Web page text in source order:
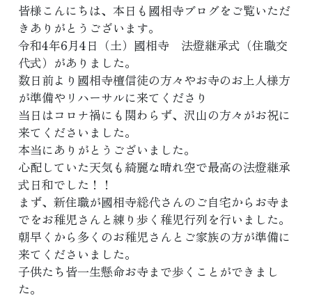
皆様こんにちは、本日も國相寺ブログをご覧いただ
きありがとうございます。
令和4年6月4日（土）國相寺 法燈継承式（住職交
代式）がありました。
数日前より國相寺檀信徒の方々やお寺のお上人様方
が準備やリハーサルに来てくださり
当日はコロナ禍にも関わらず、沢山の方々がお祝に
来てくださいました。
本当にありがとうございました。
心配していた天気も綺麗な晴れ空で最高の法燈継承
式日和でした！！
まず、新住職が國相寺総代さんのご自宅からお寺ま
でをお稚児さんと練り歩く稚児行列を行いました。
朝早くから多くのお稚児さんとご家族の方が準備に
来てくださいました。
子供たち皆一生懸命お寺まで歩くことができまし
た。